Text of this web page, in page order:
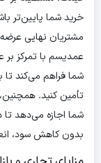
خرید شما پایین‌تر
مشتریان نهایی
عمدیسم با تمرکز بر
شما فراهم می‌کند تا
تأمین کنید.
شما اجازه می‌دهد
بدون کاهش سود،